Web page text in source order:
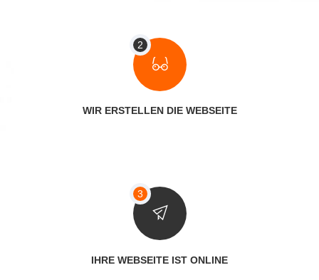
WIR ERSTELLEN DIE WEBSEITE
IHRE WEBSEITE IST ONLINE